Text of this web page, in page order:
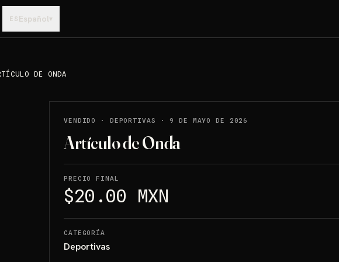
ES Español▾
DE ONDA
VENDIDO · DEPORTIVAS ·9 DE MAYO DE 2026
Artículo de Onda
PRECIO FINAL
$20.00 MXN
CATEGORÍA
Deportivas